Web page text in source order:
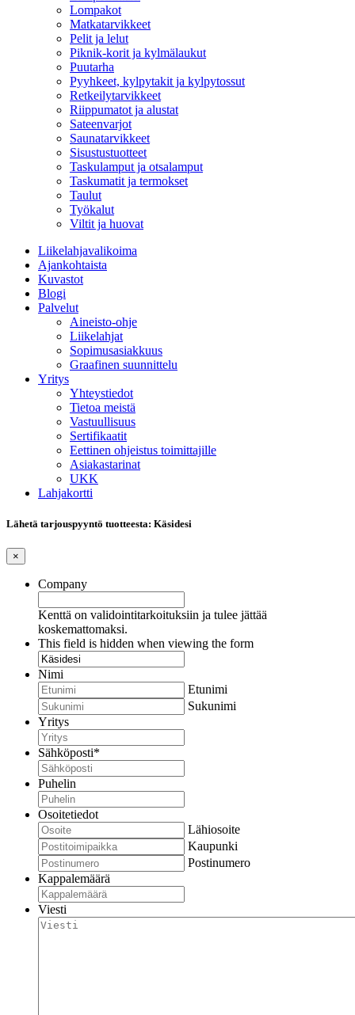
Lompakot
Matkatarvikkeet
Pelit ja lelut
Piknik-korit ja kylmälaukut
Puutarha
Pyyhkeet, kylpytakit ja kylpytossut
Retkeilytarvikkeet
Riippumatot ja alustat
Sateenvarjot
Saunatarvikkeet
Sisustustuotteet
Taskulamput ja otsalamput
Taskumatit ja termokset
Taulut
Työkalut
Viltit ja huovat
Liikelahjavalikoima
Ajankohtaista
Kuvastot
Blogi
Palvelut
Aineisto-ohje
Liikelahjat
Sopimusasiakkuus
Graafinen suunnittelu
Yritys
Yhteystiedot
Tietoa meistä
Vastuullisuus
Sertifikaatit
Eettinen ohjeistus toimittajille
Asiakastarinat
UKK
Lahjakortti
Lähetä tarjouspyyntö tuotteesta: Käsidesi
×
Company
Kenttä on validointitarkoituksiin ja tulee jättää
koskemattomaksi.
This field is hidden when viewing the form
Nimi
Etunimi
Sukunimi
Yritys
Sähköposti*
Puhelin
Osoitetiedot
Lähiosoite
Kaupunki
Postinumero
Kappalemäärä
Viesti